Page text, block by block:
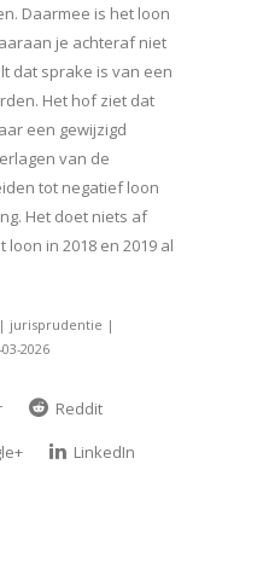
Daarmee is het loon
je achteraf niet
dat sprake is van een
Het hof ziet dat
een gewijzigd
van de
tot negatief loon
Het doet niets af
in 2018 en 2019 al
| jurisprudentie |
2026
Reddit
LinkedIn